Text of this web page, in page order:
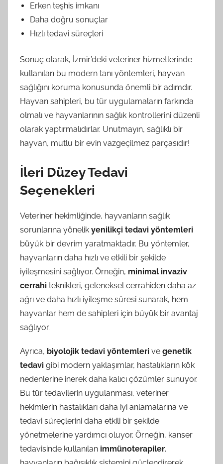
Erken teşhis imkanı
Daha doğru sonuçlar
Hızlı tedavi süreçleri
Sonuç olarak, İzmir’deki veteriner hizmetlerinde
kullanılan bu modern tanı yöntemleri, hayvan
sağlığını koruma konusunda önemli bir adımdır.
Hayvan sahipleri, bu tür uygulamaların farkında
olmalı ve hayvanlarının sağlık kontrollerini düzenli
olarak yaptırmalıdırlar. Unutmayın, sağlıklı bir
hayvan, mutlu bir evin vazgeçilmez parçasıdır!
İleri Düzey Tedavi
Seçenekleri
Veteriner hekimliğinde, hayvanların sağlık
sorunlarına yönelik yenilikçi tedavi yöntemleri
büyük bir devrim yaratmaktadır. Bu yöntemler,
hayvanların daha hızlı ve etkili bir şekilde
iyileşmesini sağlıyor. Örneğin, minimal invaziv
cerrahi teknikleri, geleneksel cerrahiden daha az
ağrı ve daha hızlı iyileşme süresi sunarak, hem
hayvanlar hem de sahipleri için büyük bir avantaj
sağlıyor.
Ayrıca, biyolojik tedavi yöntemleri ve genetik
tedavi gibi modern yaklaşımlar, hastalıkların kök
nedenlerine inerek daha kalıcı çözümler sunuyor.
Bu tür tedavilerin uygulanması, veteriner
hekimlerin hastalıkları daha iyi anlamalarına ve
tedavi süreçlerini daha etkili bir şekilde
yönetmelerine yardımcı oluyor. Örneğin, kanser
tedavisinde kullanılan immünoterapiler,